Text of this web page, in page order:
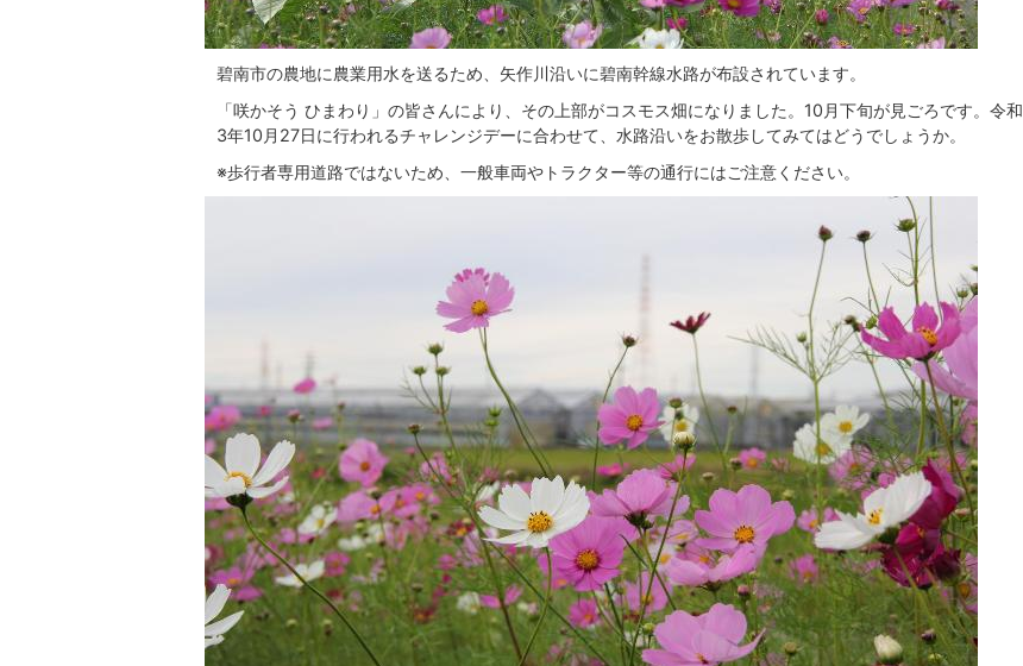
碧南市の農地に農業用水を送るため、矢作川沿いに碧南幹線水路が布設されています。
「咲かそう ひまわり」の皆さんにより、その上部がコスモス畑になりました。10月下旬が見ごろです。令和
3年10月27日に行われるチャレンジデーに合わせて、水路沿いをお散歩してみてはどうでしょうか。
※歩行者専用道路ではないため、一般車両やトラクター等の通行にはご注意ください。